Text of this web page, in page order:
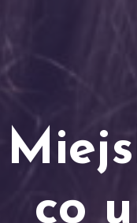
co